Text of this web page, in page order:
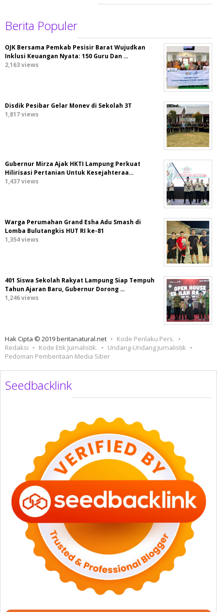
Berita Populer
OJK Bersama Pemkab Pesisir Barat Wujudkan
Inklusi Keuangan Nyata: 150 Guru Dan …
2,163 views
Disdik Pesibar Gelar Monev di Sekolah 3T
1,817 views
Gubernur Mirza Ajak HKTI Lampung Perkuat
Hilirisasi Pertanian Untuk Kesejahteraa…
1,437 views
Warga Perumahan Grand Esha Adu Smash di
Lomba Bulutangkis HUT RI ke-81
1,354 views
401 Siswa Sekolah Rakyat Lampung Siap Tempuh
Tahun Ajaran Baru, Gubernur Dorong …
1,246 views
Hak Cipta © 2019 beritanatural.net
Kode Perilaku Pers.
Redaksi
Kode Etik Jurnalistik.
Undang-Undang Jurnalistik
Pedoman Pemberitaan Media Siber
Seedbacklink